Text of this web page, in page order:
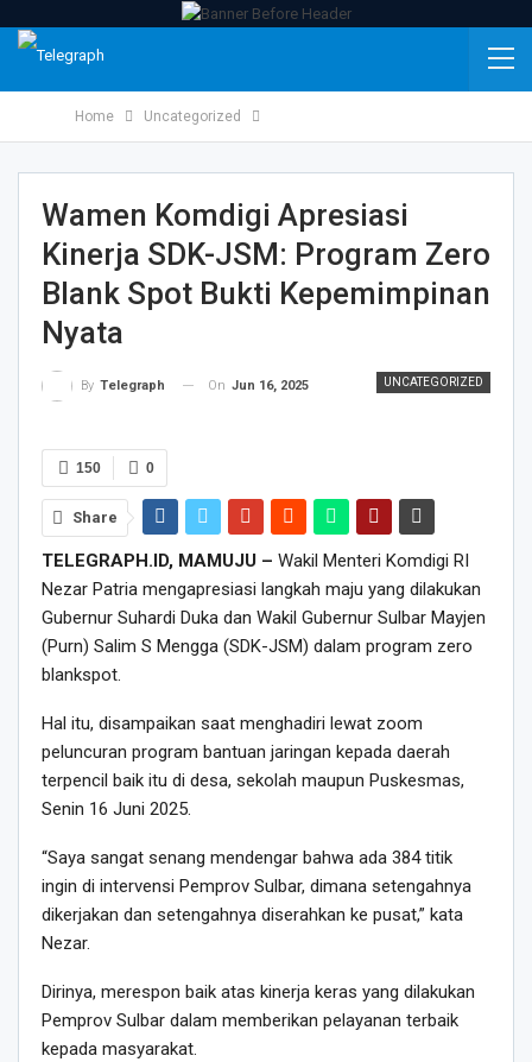
Home Uncategorized
Wamen Komdigi Apresiasi
Kinerja SDK-JSM: Program Zero
Blank Spot Bukti Kepemimpinan
Nyata
UNCATEGORIZED
By Telegraph On Jun 16, 2025
0
150
Share
TELEGRAPH.ID, MAMUJU – Wakil Menteri Komdigi RI
Nezar Patria mengapresiasi langkah maju yang dilakukan
Gubernur Suhardi Duka dan Wakil Gubernur Sulbar Mayjen
(Purn) Salim S Mengga (SDK-JSM) dalam program zero
blankspot.
Hal itu, disampaikan saat menghadiri lewat zoom
peluncuran program bantuan jaringan kepada daerah
terpencil baik itu di desa, sekolah maupun Puskesmas,
Senin 16 Juni 2025.
“Saya sangat senang mendengar bahwa ada 384 titik
ingin di intervensi Pemprov Sulbar, dimana setengahnya
dikerjakan dan setengahnya diserahkan ke pusat,” kata
Nezar.
Dirinya, merespon baik atas kinerja keras yang dilakukan
Pemprov Sulbar dalam memberikan pelayanan terbaik
kepada masyarakat.